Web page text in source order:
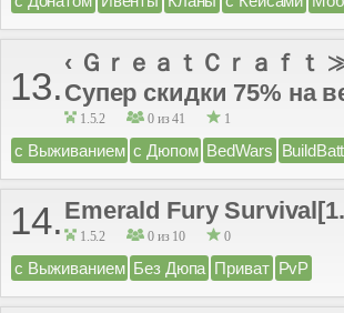
13.
‹ ＧｒｅａｔＣｒａｆｔ
Супер скидки 75% на
1.5.2 0 из 41 1
с Выживанием с Дюпом BedWars
14. Emerald Fury
1.5.2 0 из 10 0
с Выживанием Без Дюпа Приват PvP